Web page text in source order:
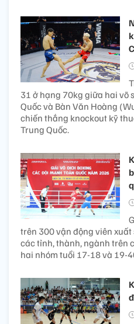
31 ở hạng 70kg giữa hai võ
Quốc và Bàn Văn Hoàng
chiến thắng knockout kỹ
Trung Quốc.
trên 300 vận động viên
các tỉnh, thành, ngành trên
hai nhóm tuổi 17-18 và 19-